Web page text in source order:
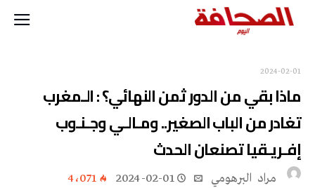
2024-02-01
ماذا بقي من الدور ثمن النهائي؟ : الـمغرب
تغادر من الباب الصغير.. ومـالـي وجـنـوب
إفـريـقيا تصنعان الحدث
مراد‭ ‬ البرهومي 2024-02-01 4٬071